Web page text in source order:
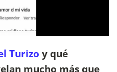
Turizo y qué
mucho más que